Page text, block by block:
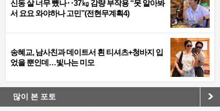
신동 살 너무 뺐나‥37㎏ 감량 부작용 “못 알아봐
서 요요 와야하나 고민”(전현무계획4)
송혜교, 남사친과 데이트서 흰 티셔츠+청바지 입
었을 뿐인데…빛나는 미모
많이 본 포토